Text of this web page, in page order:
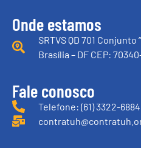
Onde estamos
SRTVS QD 701 Conjunto
Brasília – DF CEP:
Fale conosco
Telefone: (61) 3322-6884